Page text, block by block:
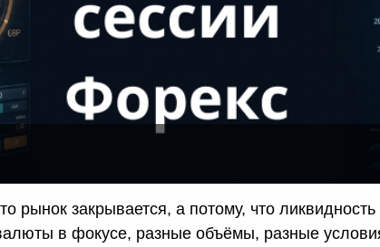
средств с вашего счета
Торгуйте акциями таких
Apple, Tesla и Nvidia
Торгуйте акциями таких
Commonwealth Bank,
Акции ЕС
Торгуйте акциями таких
TradingView
Торгуйте с умом на ведущей мировой
Копитрейдинг
Копируйте, торгуйте и зарабатывайте в
одно касание
средств
Форекс VPS
Безопасный внешний сервер для
бесперебойной торговли
Оставайтесь в курсе последних
новостей о продуктах
закрывается, а потому, что
в фокусе, разные объёмы, разные